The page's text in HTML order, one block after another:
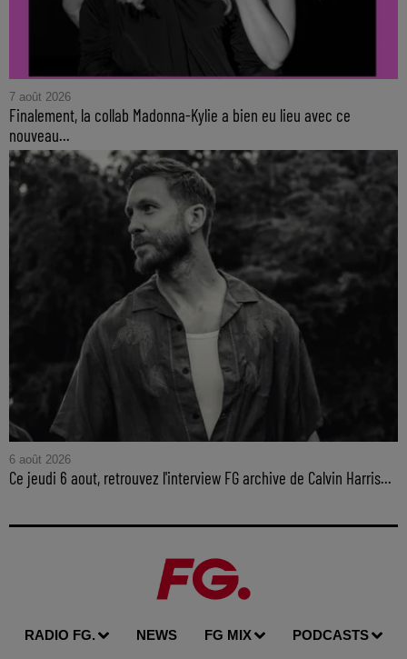
7 août 2026
Finalement, la collab Madonna-Kylie a bien eu lieu avec ce
nouveau...
6 août 2026
Ce jeudi 6 aout, retrouvez l'interview FG archive de Calvin Harris...
RADIO FG. NEWS FG MIX PODCASTS